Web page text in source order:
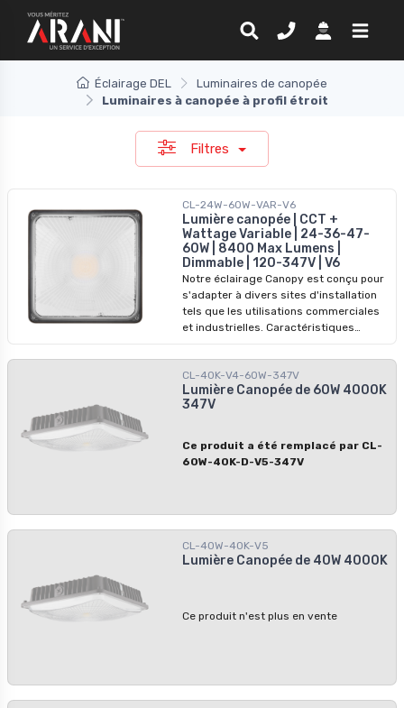
Éclairage DEL
Luminaires de canopée
Luminaires à canopée à profil étroit
Filtres
CL-24W-60W-VAR-V6
Lumière canopée | CCT +
Wattage Variable | 24-36-47-
60W | 8400 Max Lumens |
Dimmable | 120-347V | V6
Notre éclairage Canopy est conçu pour
s'adapter à divers sites d'installation
tels que les utilisations commerciales
et industrielles. Caractéristiques
: 24W, 36W, 47W, 60W - Rendement
lumineux élevé : jusqu'à 8400 lumens,
cette lampe offre une grande
luminosité. - Fonctionnalité de
lumineuse en fonction de vos besoins. -
CCT sélectionnable :
d'installation.
CL-40K-V4-60W-347V
Lumière Canopée de 60W 4000K
347V
Ce produit a été remplacé par CL-
60W-40K-D-V5-347V
CL-40W-40K-V5
Lumière Canopée de 40W 4000K
Ce produit n'est plus en vente